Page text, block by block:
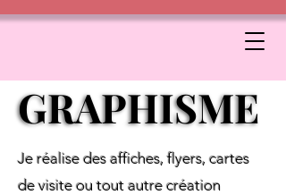
GRAPHISME
GRAPHISME
Je réalise des affiches, flyers, cartes
de visite ou tout autre création